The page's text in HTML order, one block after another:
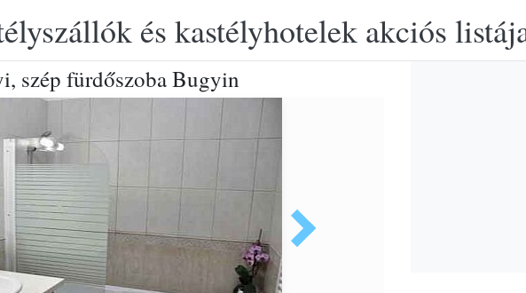
és kastélyhotelek akciós
szép fürdőszoba Bugyin